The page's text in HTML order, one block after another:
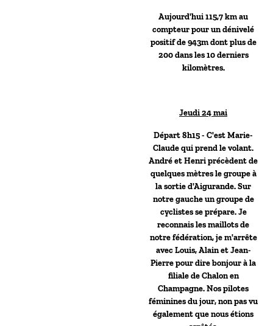
Aujourd'hui 115,7 km au
compteur pour un dénivelé
positif de 943m dont plus de
200 dans les 10 derniers
kilomètres.
Jeudi 24 mai
Départ 8h15 - C'est Marie-
Claude qui prend le volant.
André et Henri précèdent de
quelques mètres le groupe à
la sortie d'Aigurande. Sur
notre gauche un groupe de
cyclistes se prépare. Je
reconnais les maillots de
notre fédération, je m'arrête
avec Louis, Alain et Jean-
Pierre pour dire bonjour à la
filiale de Chalon en
Champagne. Nos pilotes
féminines du jour, non pas vu
également que nous étions